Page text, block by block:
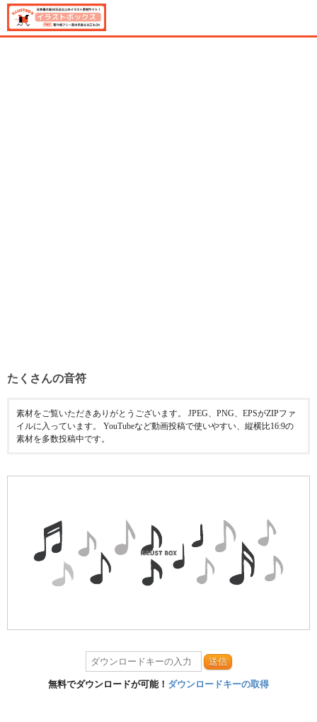
たくさんの音符
素材をご覧いただきありがとうございます。 JPEG、PNG、EPSがZIPファ
イルに入っています。 YouTubeなど動画投稿で使いやすい、縦横比16:9の
素材を多数投稿中です。
送信
無料でダウンロードが可能！ ダウンロードキーの取得